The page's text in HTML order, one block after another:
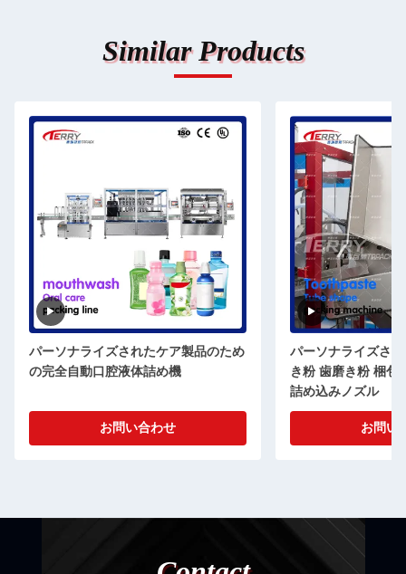
Similar Products
パーソナライズされたケア製品のため
の完全自動口腔液体詰め機
お問い合わせ
パーソナライズさ
き粉 歯磨き粉 梱包
詰め込みノズル
お問い